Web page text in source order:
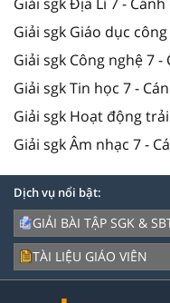
Giải sgk Giáo dục
Giải sgk Công nghệ 7 -
Giải sgk Tin học 7 -
Giải sgk Hoạt động
Giải sgk Âm nhạc 7 -
Dịch vụ nổi bật:
GIẢI BÀI TẬP SGK &
TÀI LIỆU GIÁO VIÊN